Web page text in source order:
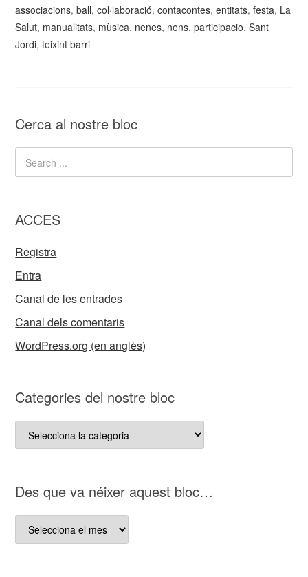
associacions,ball,col·laboració,contacontes,entitats,festa, La
Salut, manualitats, mùsica, nenes, nens,participacio,Sant
Jordi,teixint barri
Cerca al nostre bloc
ACCES
Registra
Entra
Canal de les entrades
Canal dels comentaris
WordPress.org (en anglès)
Categories del nostre bloc
Categories
del
D es que va néixer aquest bloc…
D es
que